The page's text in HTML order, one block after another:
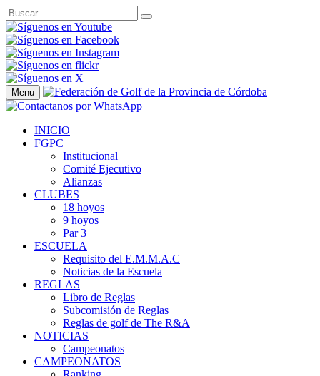
Menu
INICIO
FGPC
Institucional
Comité Ejecutivo
Alianzas
CLUBES
18 hoyos
9 hoyos
Par 3
ESCUELA
Requisito del E.M.M.A.C
Noticias de la Escuela
REGLAS
Libro de Reglas
Subcomisión de Reglas
Reglas de golf de The R&A
NOTICIAS
Campeonatos
CAMPEONATOS